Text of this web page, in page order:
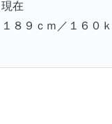
在
８９ｃｍ／１６０